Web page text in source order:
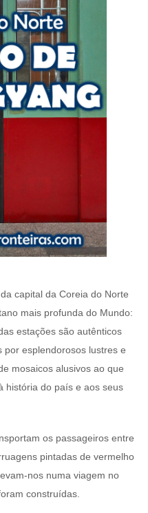
capital da Coreia do Norte
mais profunda do Mundo:
estações são autênticos
por esplendorosos lustres e
mosaicos alusivos ao que
história do país e aos seus
os passageiros entre
pintadas de vermelho
nos numa viagem no
construídas.